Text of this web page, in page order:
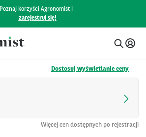
Poznaj korzyści Agronomist i
zarejestruj się!
Dostosuj wyświetlanie ceny
Więcej cen dostępnych po rejestracji